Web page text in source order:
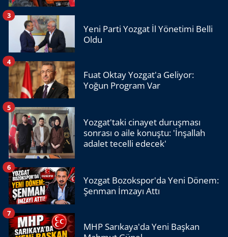
Yeni Parti Yozgat İl Yönetimi Belli
Oldu
3
Fuat Oktay Yozgat'a Geliyor:
Yoğun Program Var
4
Yozgat'taki cinayet duruşması
sonrası o aile konuştu: 'İnşallah
adalet tecelli edecek'
5
Yozgat Bozokspor'da Yeni Dönem:
Şenman İmzayı Attı
6
MHP Sarıkaya'da Yeni Başkan
7